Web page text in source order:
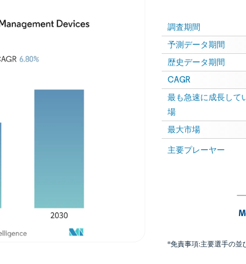
調査期間
予測データ期間
歴史データ期間
CAGR
最も急速に成長して
場
最大市場
主要プレーヤー
*免責事項:主要選手の並